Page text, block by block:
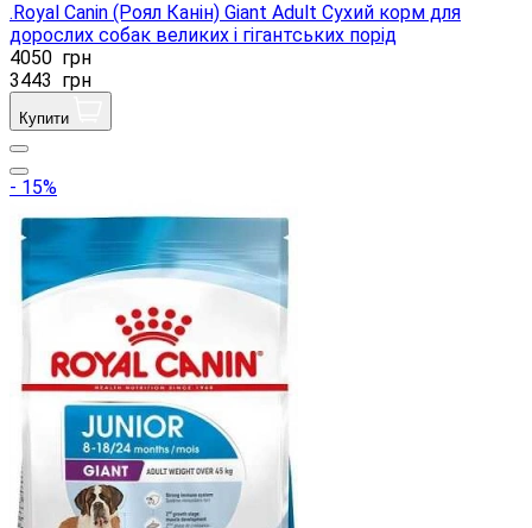
.Royal Canin (Роял Канін) Giant Adult Сухий корм для
дорослих собак великих і гігантських порід
4050 грн
3443 грн
Купити
- 15%